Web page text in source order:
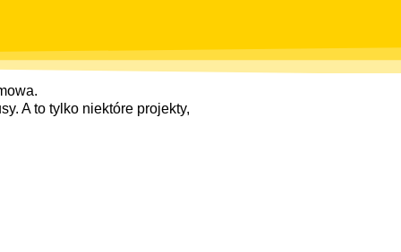
A to tylko niektóre projekty,